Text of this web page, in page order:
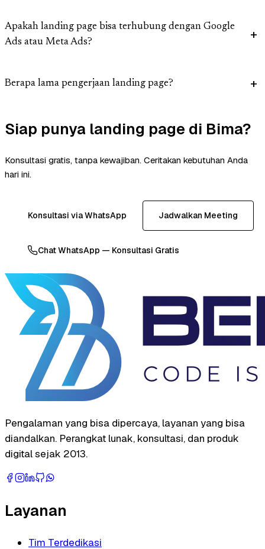
Apakah landing page bisa terhubung dengan Google
Ads atau Meta Ads?
Berapa lama pengerjaan landing page?
Siap punya landing page di Bima?
Konsultasi gratis, tanpa kewajiban. Ceritakan kebutuhan Anda
hari ini.
Konsultasi via WhatsApp Jadwalkan Meeting
Chat WhatsApp — Konsultasi Gratis
Pengalaman yang bisa dipercaya, layanan yang bisa
diandalkan. Perangkat lunak, konsultasi, dan produk
digital sejak 2013.
Layanan
Tim Terdedikasi